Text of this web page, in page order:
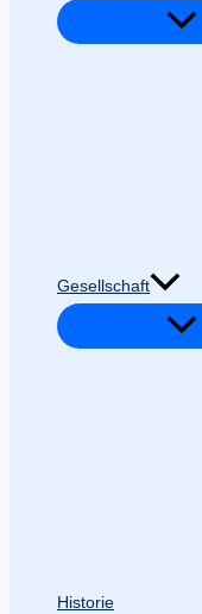
Gesellschaft
Historie